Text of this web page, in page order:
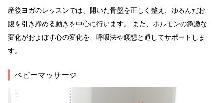
産後ヨガのレッスンでは、開いた骨盤を正しく整え、ゆるんだお
腹を引き締める動きを中心に行います。 また、ホルモンの急激な
変化がおよぼす心の変化を、呼吸法や瞑想と通してサポートしま
す。
ベビーマッサージ